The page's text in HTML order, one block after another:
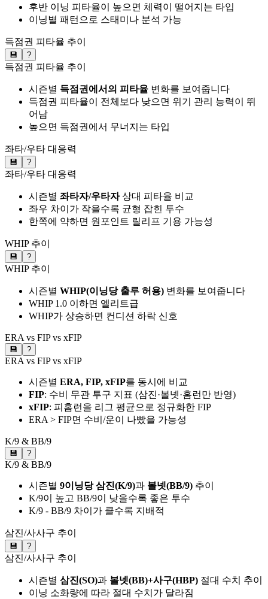
후반 이닝 피타율이 높으면 체력이 떨어지는 타입
이닝별 패턴으로 스태미나 분석 가능
득점권 피타율 추이
💾 ?
득점권 피타율 추이
시즌별 득점권에서의 피타율 변화를 보여줍니다
득점권 피타율이 전체보다 낮으면 위기 관리 능력이 뛰
어남
높으면 득점권에서 무너지는 타입
좌타/우타 대응력
💾 ?
좌타/우타 대응력
시즌별 좌타자/우타자상대 피타율 비교
좌우 차이가 작을수록 균형 잡힌 투수
한쪽에 약하면 원포인트 릴리프 기용 가능성
WHIP 추이
💾 ?
WHIP 추이
시즌별 WHIP(이닝당 출루 허용) 변화를 보여줍니다
WHIP 1.0 이하면 엘리트급
WHIP가 상승하면 컨디션 하락 신호
ERA vs FIP vs xFIP
💾 ?
ERA vs FIP vs xFIP
시즌별 ERA, FIP, xFIP를 동시에 비교
FIP: 수비 무관 투구 지표 (삼진·볼넷·홈런만 반영)
xFIP: 피홈런을 리그 평균으로 정규화한 FIP
ERA > FIP면 수비/운이 나빴을 가능성
K/9 & BB/9
💾 ?
K/9 & BB/9
시즌별 9이닝당 삼진(K/9)과 볼넷(BB/9) 추이
K/9이 높고 BB/9이 낮을수록 좋은 투수
K/9 - BB/9 차이가 클수록 지배적
삼진/사사구 추이
💾 ?
삼진/사사구 추이
시즌별 삼진(SO)과 볼넷(BB)+사구(HBP) 절대 수치 추이
이닝 소화량에 따라 절대 수치가 달라짐